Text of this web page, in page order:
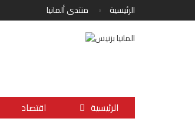
منتدى ألمانيا الرئيسية
الرئيسية اقتصاد